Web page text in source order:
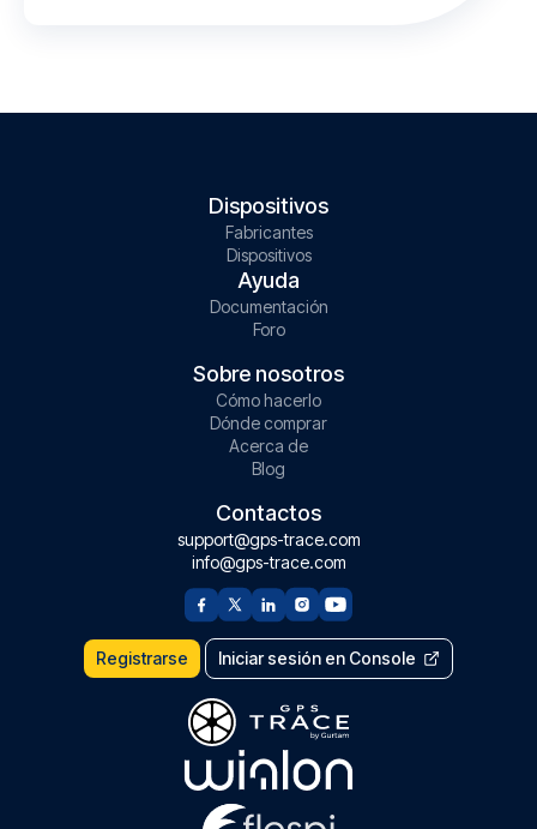
Dispositivos
Fabricantes
Dispositivos
Ayuda
Documentación
Foro
Sobre nosotros
Cómo hacerlo
Dónde comprar
Acerca de
Blog
Contactos
support@gps-trace.com
info@gps-trace.com
Registrarse Iniciar sesión en Console